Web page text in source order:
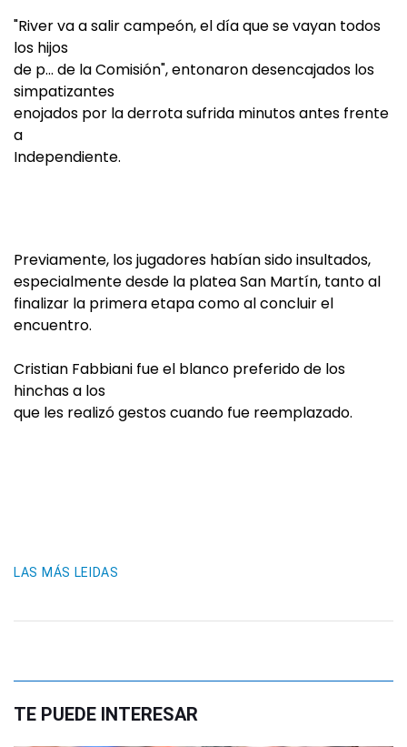
"River va a salir campeón, el día que se vayan todos
los hijos
de p… de la Comisión", entonaron desencajados los
simpatizantes
enojados por la derrota sufrida minutos antes frente
a
Independiente.
Previamente, los jugadores habían sido insultados,
especialmente desde la platea San Martín, tanto al
finalizar la primera etapa como al concluir el
encuentro.
Cristian Fabbiani fue el blanco preferido de los
hinchas a los
que les realizó gestos cuando fue reemplazado.
LAS MÁS LEIDAS
TE PUEDE INTERESAR